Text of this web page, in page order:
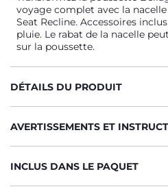
voyage complet avec la
Seat Recline. Accessoires
pluie. Le rabat de la nacelle
sur la poussette.
DÉTAILS DU PRODUIT
AVERTISSEMENTS ET
INCLUS DANS LE PAQUET